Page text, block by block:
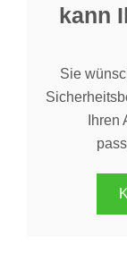
kann
Sie